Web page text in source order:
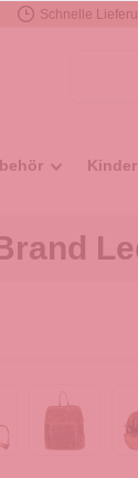
Schnelle